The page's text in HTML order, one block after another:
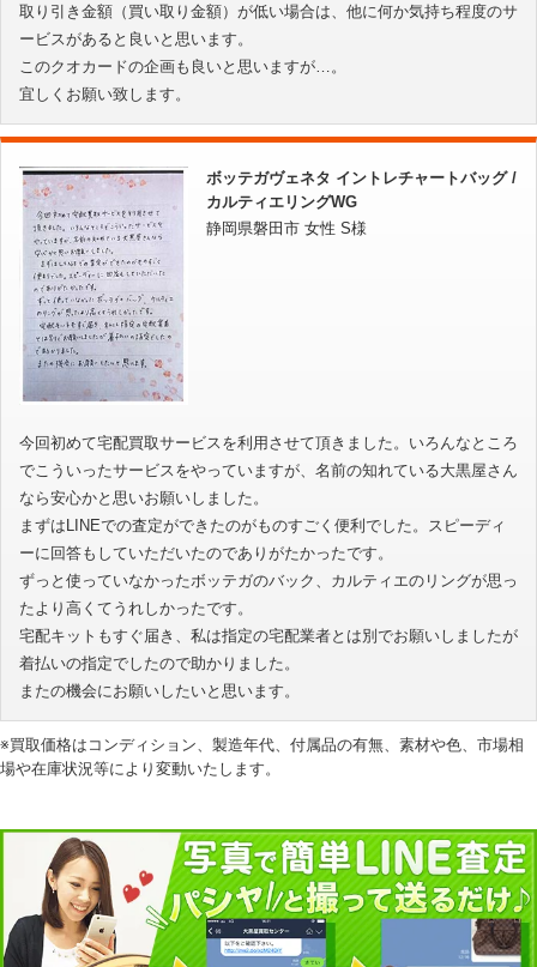
取り引き金額（買い取り金額）が低い場合は、他に何か気持ち程度のサ
ービスがあると良いと思います。
このクオカードの企画も良いと思いますが…。
宜しくお願い致します。
ボッテガヴェネタ イントレチャートバッグ /
カルティエリングWG
静岡県磐田市 女性 S様
今回初めて宅配買取サービスを利用させて頂きました。いろんなところ
でこういったサービスをやっていますが、名前の知れている大黒屋さん
なら安心かと思いお願いしました。
まずはLINEでの査定ができたのがものすごく便利でした。スピーディ
ーに回答もしていただいたのでありがたかったです。
ずっと使っていなかったボッテガのバック、カルティエのリングが思っ
たより高くてうれしかったです。
宅配キットもすぐ届き、私は指定の宅配業者とは別でお願いしましたが
着払いの指定でしたので助かりました。
またの機会にお願いしたいと思います。
※買取価格はコンディション、製造年代、付属品の有無、素材や色、市場相
場や在庫状況等により変動いたします。